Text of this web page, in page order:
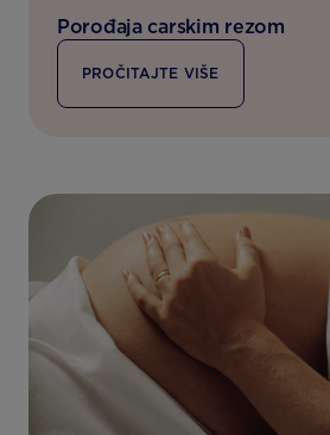
Porođaja carskim rezom
PROČITAJTE VIŠE